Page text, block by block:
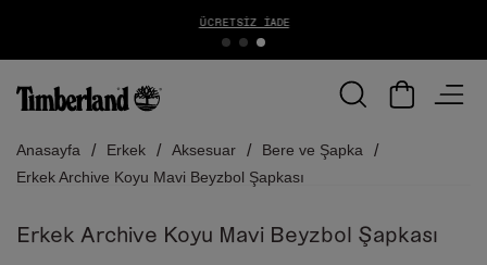
ÜCRETSIZ İADE
Anasayfa Erkek Aksesuar
Bere ve Şapka
Erkek Archive Koyu Mavi Beyzbol Şapkası
Erkek Archive Koyu Mavi Beyzbol Şapkası